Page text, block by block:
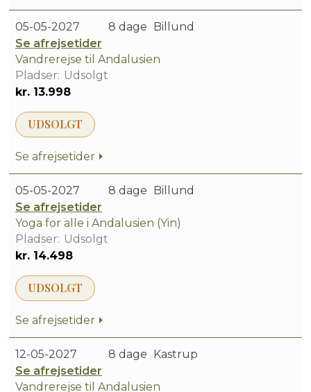
05-05-2027
Se afrejsetider
8 dage Billund
Vandrerejse til Andalusien
Udsolgt
kr. 13.998
UDSOLGT
Se afrejsetider
05-05-2027
Se afrejsetider
8 dage Billund
Yoga for alle i Andalusien (Yin)
Udsolgt
kr. 14.498
UDSOLGT
Se afrejsetider
12-05-2027
Se afrejsetider
8 dage Kastrup
Vandrerejse til Andalusien